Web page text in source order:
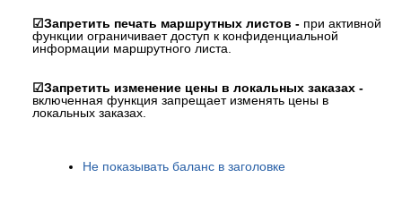
☑Запретить печать маршрутных листов - при активной
функции ограничивает доступ к конфиденциальной
информации маршрутного листа.
☑Запретить изменение цены в локальных заказах -
включенная функция запрещает изменять цены в
локальных заказах.
Не показывать баланс в заголовке